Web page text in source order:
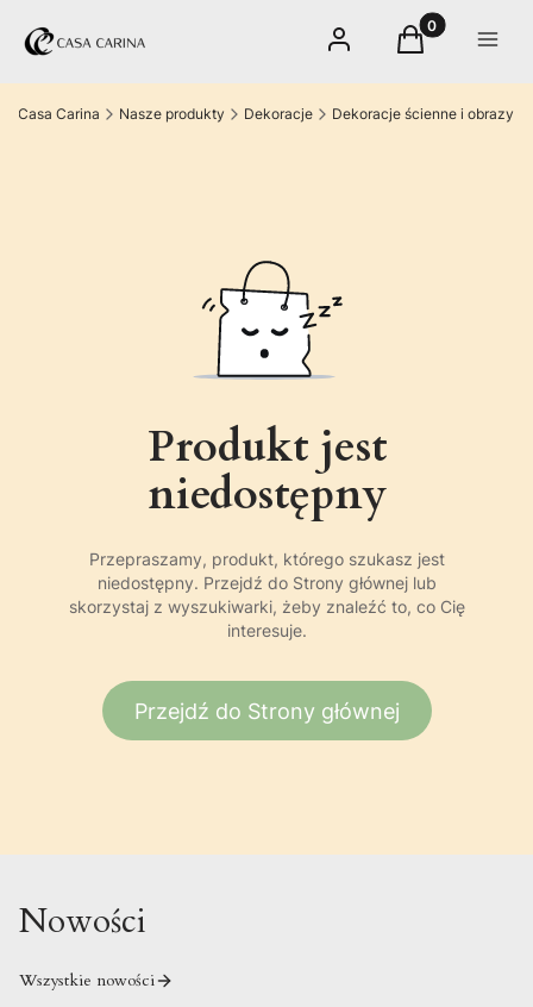
Zaloguj sięProdukty w
Koszyk Menu
Casa Carina Nasze produkty Dekoracje Dekoracje ścienne i obrazy
Produkt jest
niedostępny
Przepraszamy, produkt, którego szukasz jest
niedostępny. Przejdź do Strony głównej lub
skorzystaj z wyszukiwarki, żeby znaleźć to, co Cię
interesuje.
Przejdź do Strony głównej
Nowości
Wszystkie nowości